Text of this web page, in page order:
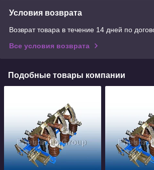
Условия возврата
Возврат товара в течение 14 дней по
Все условия возврата
Подобные товары компании